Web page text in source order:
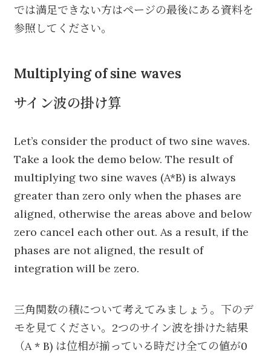
では満足できない方はページの最後にある資料を
参照してください。
Multiplying of sine waves
サイン波の掛け算
Let’s consider the product of two sine waves.
Take a look the demo below. The result of
multiplying two sine waves (A*B) is always
greater than zero only when the phases are
aligned, otherwise the areas above and below
zero cancel each other out. As a result, if the
phases are not aligned, the result of
integration will be zero.
三角関数の積について考えてみましょう。下のデ
モを見てください。2つのサイン波を掛けた結果
（A * B) は位相が揃っている時だけ全ての値が0